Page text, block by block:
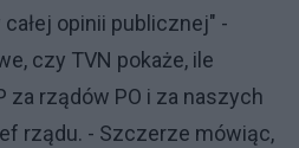
opinii publicznej" -
czy TVN pokaże, ile
za rządów PO i za naszych
rządu. - Szczerze mówiąc,